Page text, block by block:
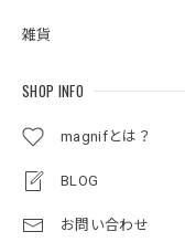
雑貨
SHOP INFO
magnifとは？
BLOG
お問い合わせ